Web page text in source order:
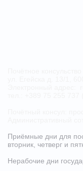
Приёмные дни для
вторник, четверг и
Нерабочие дни